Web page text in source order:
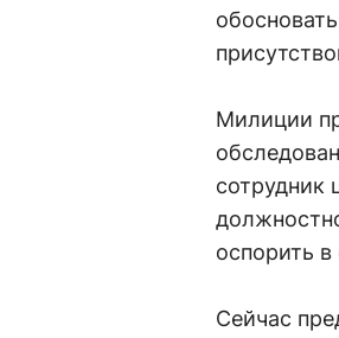
Милиции
сотрудник
оспорить в
Сейчас